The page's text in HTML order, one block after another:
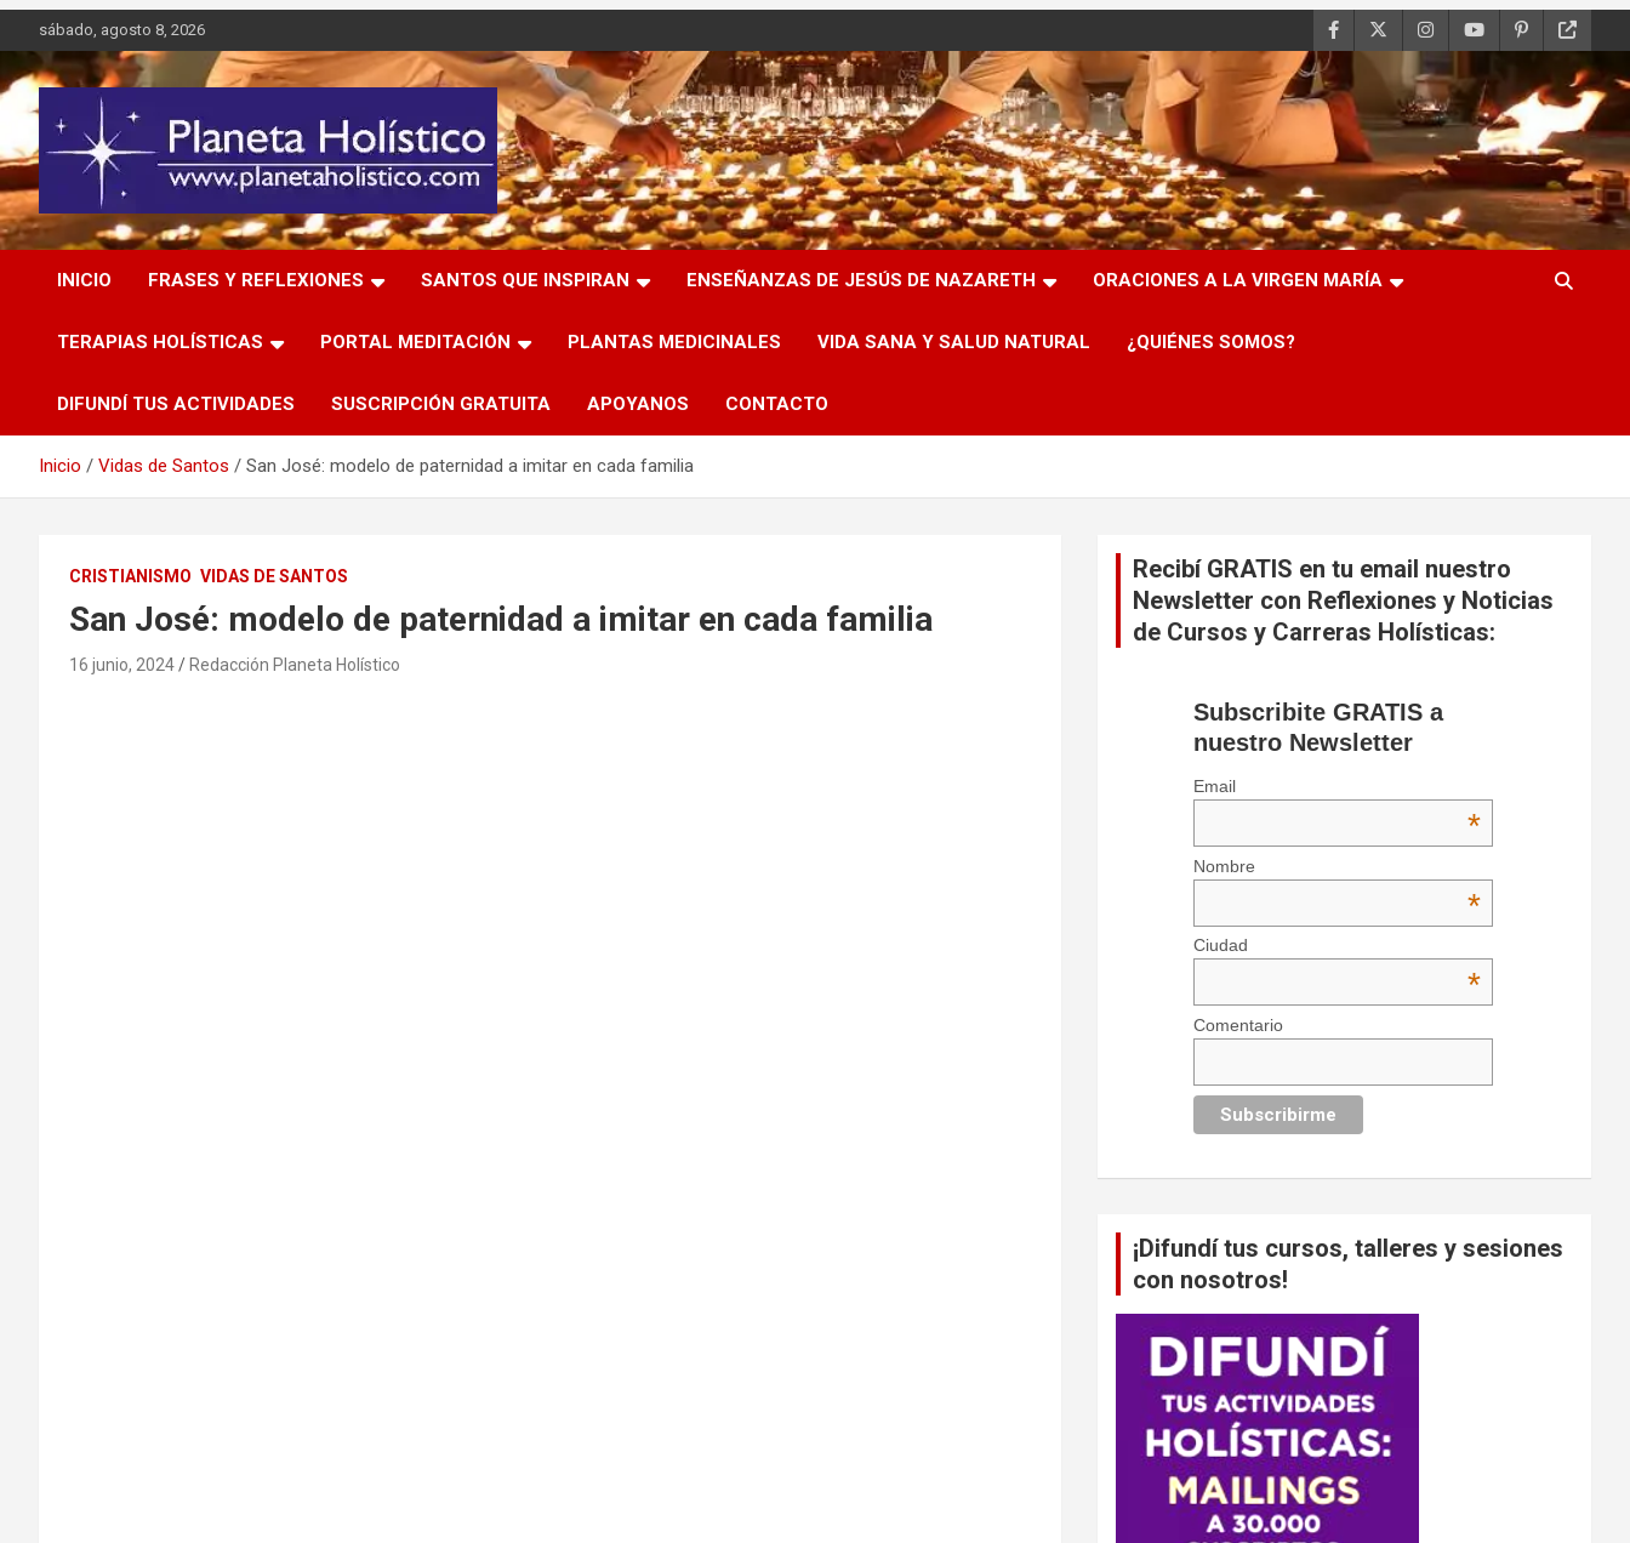
al
contenido
sábado, agosto 8, 2026
Planeta Holístico
Difusión de espiritualidad, terapias alternativas holísticas,
cursos, talleres y seminarios
INICIO
FRASES Y REFLEXIONES SANTOS QUE INSPIRAN ENSEÑANZAS DE JESÚS DE NAZARETH ORACIONES A LA VIRGEN MARÍA
TERAPIAS HOLÍSTICAS PORTAL MEDITACIÓN PLANTAS MEDICINALES VIDA SANA Y SALUD NATURAL ¿QUIÉNES SOMOS?
DIFUNDÍ TUS ACTIVIDADES SUSCRIPCIÓN GRATUITA APOYANOS CONTACTO
Inicio Vidas de Santos San José: modelo de paternidad a imitar en cada familia
CRISTIANISMO VIDAS DE SANTOS
San José: modelo de paternidad a imitar en cada familia
16 junio, 2024 Redacción Planeta Holístico
Recibí GRATIS en tu email nuestro
Newsletter con Reflexiones y Noticias
de Cursos y Carreras Holísticas:
Subscribite GRATIS a
nuestro Newsletter
Email
*
Nombre
*
Ciudad
*
Comentario
¡Difundí tus cursos, talleres y sesiones
con nosotros!